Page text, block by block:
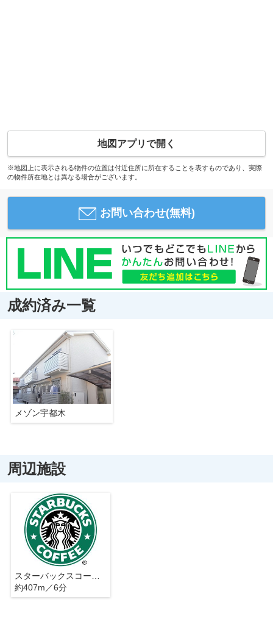
地図アプリで開く
※地図上に表示される物件の位置は付近住所に所在することを表すものであり、実際
の物件所在地とは異なる場合がございます。
お問い合わせ(無料)
成約済み一覧
メゾン宇都木
周辺施設
約407m／6分